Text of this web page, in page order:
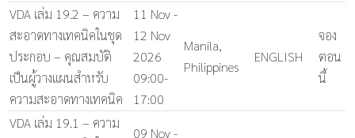
VDA เล่ม 19.2 – ความ
สะอาดทางเทคนิคในชุด
ประกอบ – คุณสมบัติ
เป็นผู้วางแผนสำหรับ
ความสะอาดทางเทคนิค
11 Nov -
12 Nov
2026
09:00-
17:00
Manila,
Philippines
ENGLISH
จอง
ตอน
นี้
VDA เล่ม 19.1 – ความ
09 Nov -